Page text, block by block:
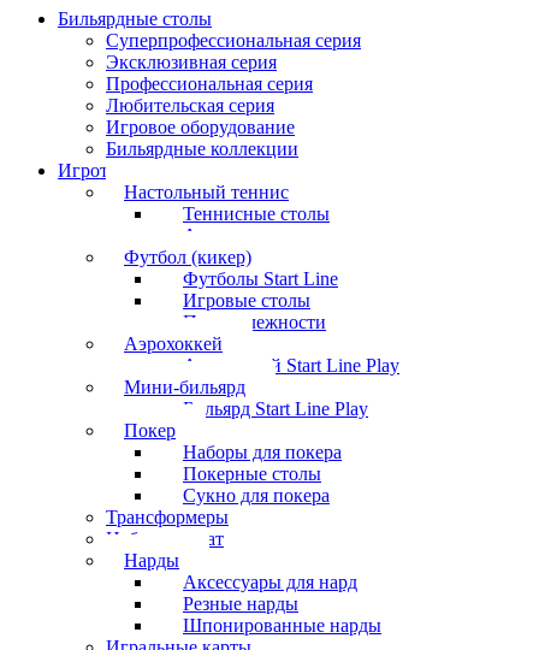
Бильярдные столы
Суперпрофессиональная серия
Эксклюзивная серия
Профессиональная серия
Любительская серия
Игровое оборудование
Бильярдные коллекции
Игротека
Настольный теннис
Теннисные столы
Аксессуары
Футбол (кикер)
Футболы Start Line
Игровые столы
Принадлежности
Аэрохоккей
Аэрохоккей Start Line Play
Мини-бильярд
Бильярд Start Line Play
Покер
Наборы для покера
Покерные столы
Сукно для покера
Трансформеры
Набор шахмат
Нарды
Аксессуары для нард
Резные нарды
Шпонированные нарды